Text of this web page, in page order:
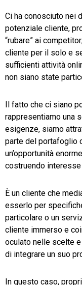
Ci ha conosciuto nei
potenziale cliente,
“rubare” ai
cliente per il solo e
sufficienti attività
non siano state
Il fatto che ci siano
rappresentiamo una
esigenze, siamo
parte del portafoglio
un’opportunità
costruendo
È un cliente che
esserlo per
particolare o un
cliente immerso e
oculato nelle scelte e
di integrare un suo
In questo caso,